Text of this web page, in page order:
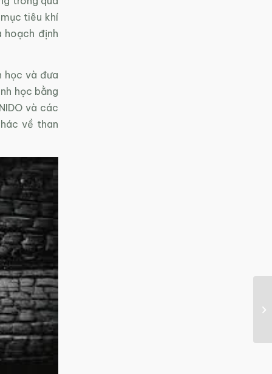
tiêu khí
hoạch định
học và đưa
học bằng
và các
về than